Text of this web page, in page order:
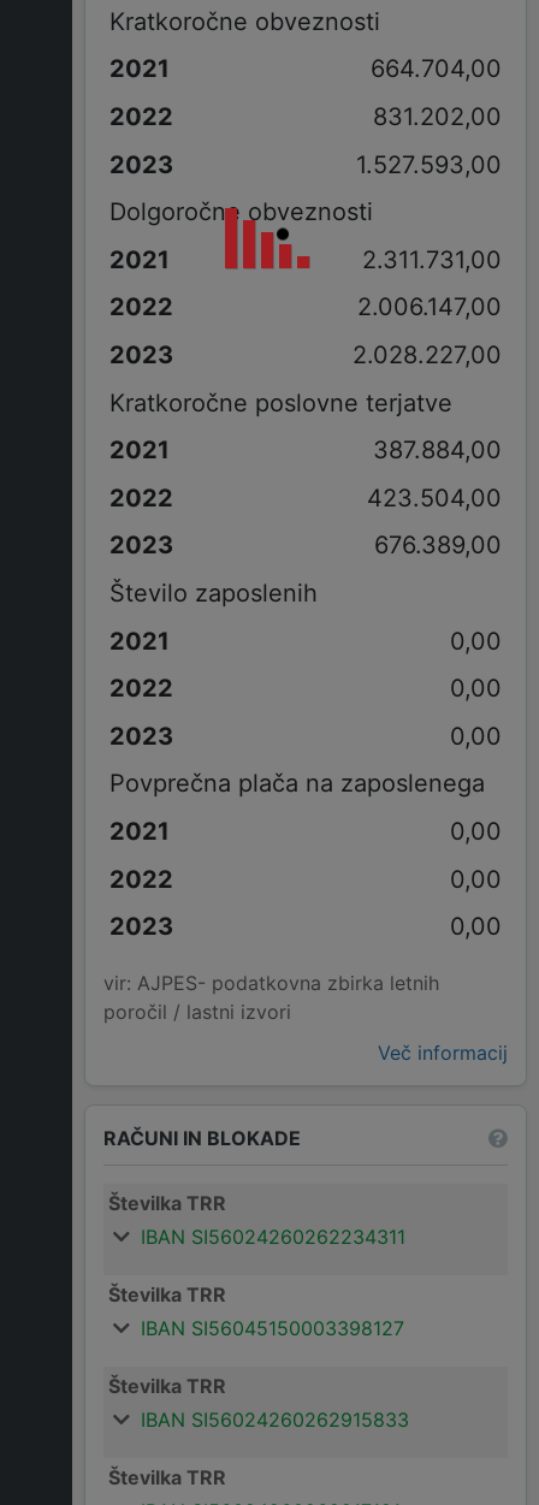
Kratkoročne obveznosti
664.704,00
831.202,00
1.527.593,00
Dolgoročne obveznosti
2.311.731,00
2.006.147,00
2.028.227,00
Kratkoročne poslovne terjatve
387.884,00
423.504,00
676.389,00
Število zaposlenih
0,00
0,00
0,00
Povprečna plača na zaposlenega
0,00
0,00
0,00
vir: AJPES- podatkovna zbirka letnih
poročil / lastni izvori
Več informacij
RAČUNI IN BLOKADE
Številka TRR
IBAN SI56024260262234311
Številka TRR
IBAN SI56045150003398127
Številka TRR
IBAN SI56024260262915833
Številka TRR